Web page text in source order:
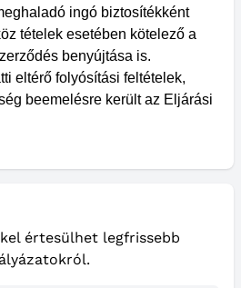
értesülhet legfrissebb
ingó biztosítékként
tételek esetében kötelező a
benyújtása is.
eltérő folyósítási feltételek,
beemelésre került az Eljárási